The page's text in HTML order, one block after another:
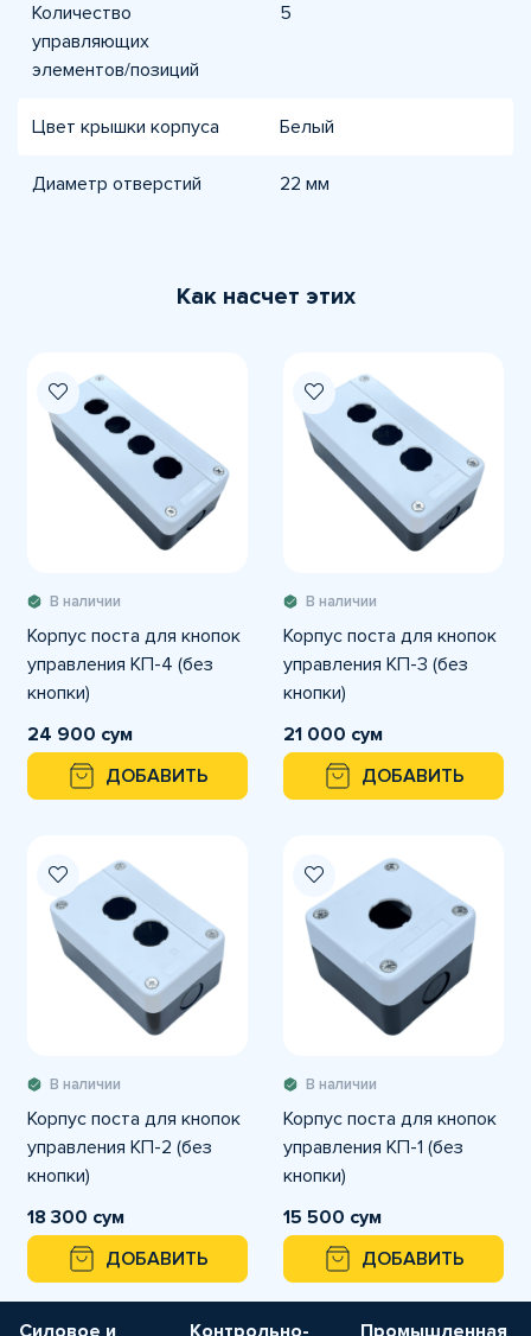
Количество
управляющих
элементов/позиций
5
Цвет крышки корпуса Белый
Диаметр отверстий 22 мм
Как насчет этих
В наличии
Корпус поста для кнопок
управления КП-4 (без
кнопки)
24 900 сум
ДОБАВИТЬ
В наличии
Корпус поста для кнопок
управления КП-3 (без
кнопки)
21 000 сум
ДОБАВИТЬ
В наличии
Корпус поста для кнопок
управления КП-2 (без
кнопки)
18 300 сум
ДОБАВИТЬ
В наличии
Корпус поста для кнопок
управления КП-1 (без
кнопки)
15 500 сум
ДОБАВИТЬ
Силовое и Контрольно- Промышленная